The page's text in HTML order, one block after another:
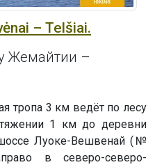
– Telšiai.
Жемайтии –
тропа 3 км ведёт по лесу
1 км до деревни
Луоке-Вешвенай (№
в северо-северо-